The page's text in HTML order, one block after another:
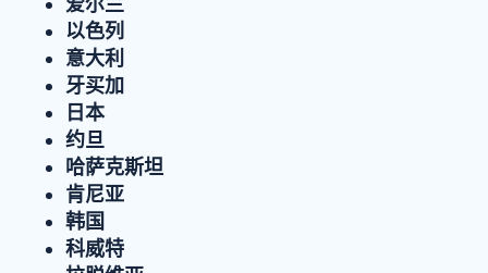
以色列
意大利
牙买加
日本
约旦
哈萨克斯坦
肯尼亚
韩国
科威特